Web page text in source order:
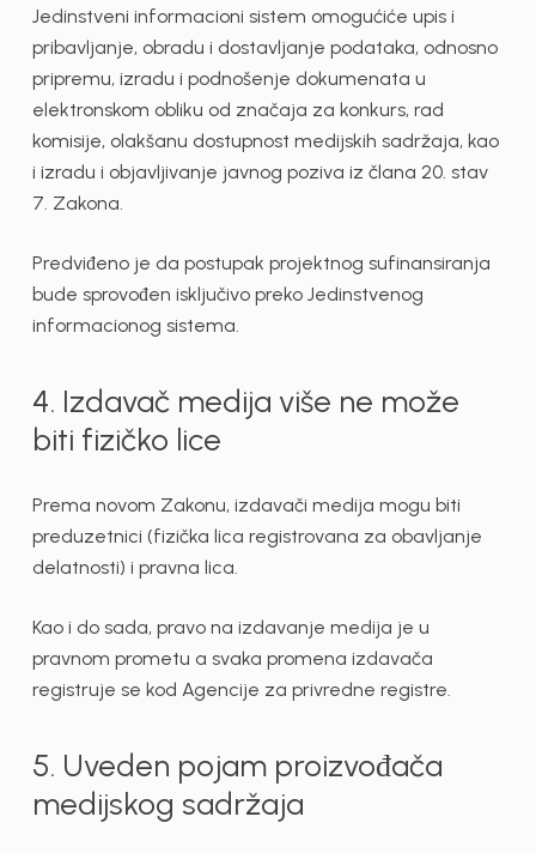
Jedinstveni informacioni sistem omogućiće upis i
pribavljanje, obradu i dostavljanje podataka, odnosno
pripremu, izradu i podnošenje dokumenata u
elektronskom obliku od značaja za konkurs, rad
komisije, olakšanu dostupnost medijskih sadržaja, kao
i izradu i objavljivanje javnog poziva iz člana 20. stav
7. Zakona.
Predviđeno je da postupak projektnog sufinansiranja
bude sprovođen isključivo preko Jedinstvenog
informacionog sistema.
4. Izdavač medija više ne može
biti fizičko lice
Prema novom Zakonu, izdavači medija mogu biti
preduzetnici (fizička lica registrovana za obavljanje
delatnosti) i pravna lica.
Kao i do sada, pravo na izdavanje medija je u
pravnom prometu a svaka promena izdavača
registruje se kod Agencije za privredne registre.
5. Uveden pojam proizvođača
medijskog sadržaja